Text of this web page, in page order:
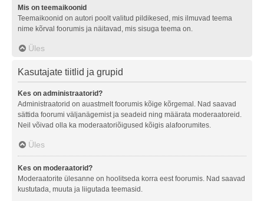
Mis on teemaikoonid
Teemaikoonid on autori poolt valitud pildikesed, mis ilmuvad teema
nime kõrval foorumis ja näitavad, mis sisuga teema on.
Üles
Kasutajate tiitlid ja grupid
Kes on administraatorid?
Administraatorid on auastmelt foorumis kõige kõrgemal. Nad saavad
sättida foorumi väljanägemist ja seadeid ning määrata moderaatoreid.
Neil võivad olla ka moderaatoriõigused kõigis alafoorumites.
Üles
Kes on moderaatorid?
Moderaatorite ülesanne on hoolitseda korra eest foorumis. Nad saavad
kustutada, muuta ja liigutada teemasid.